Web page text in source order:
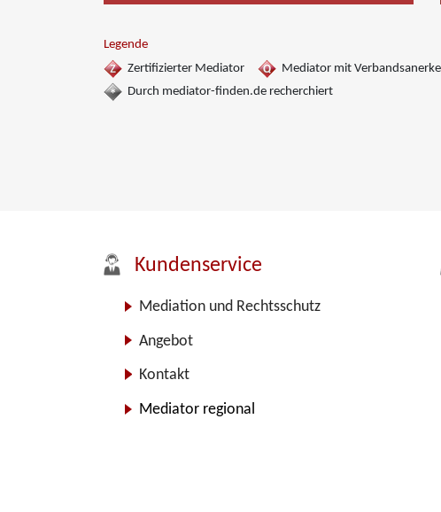
Legende
Zertifizierter Mediator
Mediator mit
Durch mediator-finden.de recherchiert
Kundenservice
Mediation und Rechtsschutz
Angebot
Kontakt
Mediator regional